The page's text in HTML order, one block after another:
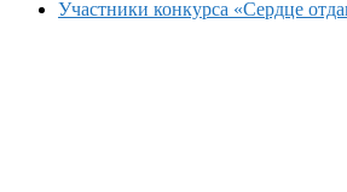
Участники конкурса «Сердце